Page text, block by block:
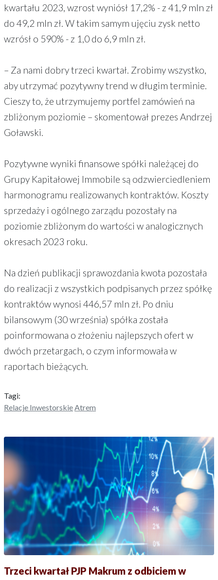
kwartału 2023, wzrost wyniósł 17,2% - z 41,9 mln zł
do 49,2 mln zł. W takim samym ujęciu zysk netto
wzrósł o 590% - z 1,0 do 6,9 mln zł.
– Za nami dobry trzeci kwartał. Zrobimy wszystko,
aby utrzymać pozytywny trend w długim terminie.
Cieszy to, że utrzymujemy portfel zamówień na
zbliżonym poziomie – skomentował prezes Andrzej
Goławski.
Pozytywne wyniki finansowe spółki należącej do
Grupy Kapitałowej Immobile są odzwierciedleniem
harmonogramu realizowanych kontraktów. Koszty
sprzedaży i ogólnego zarządu pozostały na
poziomie zbliżonym do wartości w analogicznych
okresach 2023 roku.
Na dzień publikacji sprawozdania kwota pozostała
do realizacji z wszystkich podpisanych przez spółkę
kontraktów wynosi 446,57 mln zł. Po dniu
bilansowym (30 września) spółka została
poinformowana o złożeniu najlepszych ofert w
dwóch przetargach, o czym informowała w
raportach bieżących.
Tagi:
Relacje InwestorskieAtrem
Trzeci kwartał PJP Makrum z odbiciem w